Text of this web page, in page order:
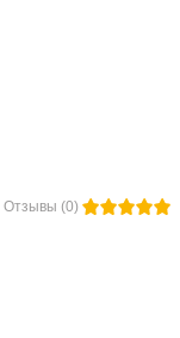
Отзывы (0)